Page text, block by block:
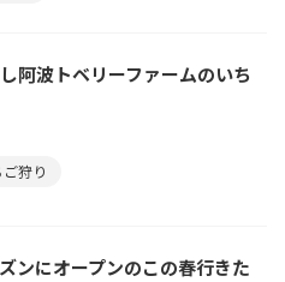
阿波トベリーファームのいち
狩り
ンにオープンのこの春行きた